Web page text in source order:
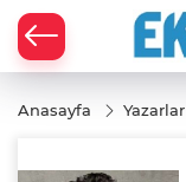
Anasayfa Yazarlar